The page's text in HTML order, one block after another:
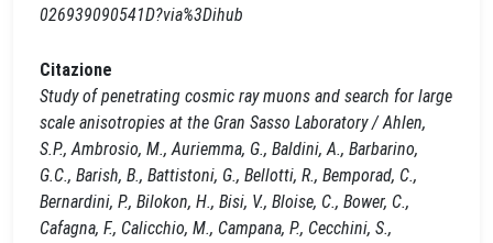
026939090541D?via%3Dihub
Citazione
Study of penetrating cosmic ray muons and search for large
scale anisotropies at the Gran Sasso Laboratory / Ahlen,
S.P., Ambrosio, M., Auriemma, G., Baldini, A., Barbarino,
G.C., Barish, B., Battistoni, G., Bellotti, R., Bemporad, C.,
Bernardini, P., Bilokon, H., Bisi, V., Bloise, C., Bower, C.,
Cafagna, F., Calicchio, M., Campana, P., Cecchini, S.,